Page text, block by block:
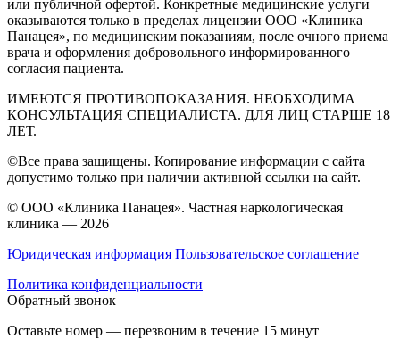
или публичной офертой. Конкретные медицинские услуги
оказываются только в пределах лицензии ООО «Клиника
Панацея», по медицинским показаниям, после очного приема
врача и оформления добровольного информированного
согласия пациента.
ИМЕЮТСЯ ПРОТИВОПОКАЗАНИЯ. НЕОБХОДИМА
КОНСУЛЬТАЦИЯ СПЕЦИАЛИСТА. ДЛЯ ЛИЦ СТАРШЕ 18
ЛЕТ.
©Все права защищены. Копирование информации с сайта
допустимо только при наличии активной ссылки на сайт.
© ООО «Клиника Панацея». Частная наркологическая
клиника — 2026
Юридическая информация Пользовательское соглашение
Политика конфиденциальности
Обратный звонок
Оставьте номер — перезвоним в течение 15 минут